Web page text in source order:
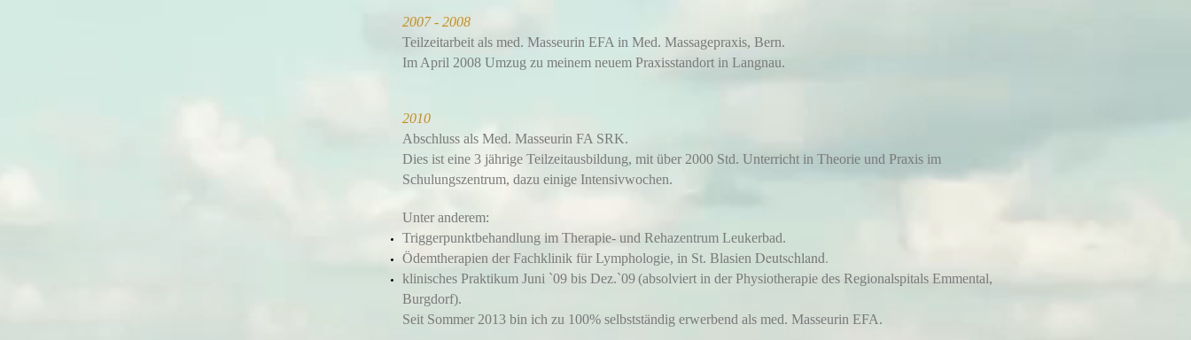
2007 - 2008
Teilzeitarbeit als med. Masseurin EFA in Med. Massagepraxis, Bern.
Im April 2008 Umzug zu meinem neuem Praxisstandort in Langnau.
2010
Abschluss als Med. Masseurin FA SRK.
Dies ist eine 3 jährige Teilzeitausbildung, mit über 2000 Std. Unterricht in Theorie und Praxis im
Schulungszentrum, dazu einige Intensivwochen.
Unter anderem:
Triggerpunktbehandlung im Therapie- und Rehazentrum Leukerbad.
Ödemtherapien der Fachklinik für Lymphologie, in St. Blasien Deutschland.
klinisches Praktikum Juni `09 bis Dez.`09(absolviert in der Physiotherapie des Regionalspitals Emmental,
Burgdorf).
Seit Sommer 2013 bin ich zu 100% selbstständig erwerbend als med. Masseurin EFA.